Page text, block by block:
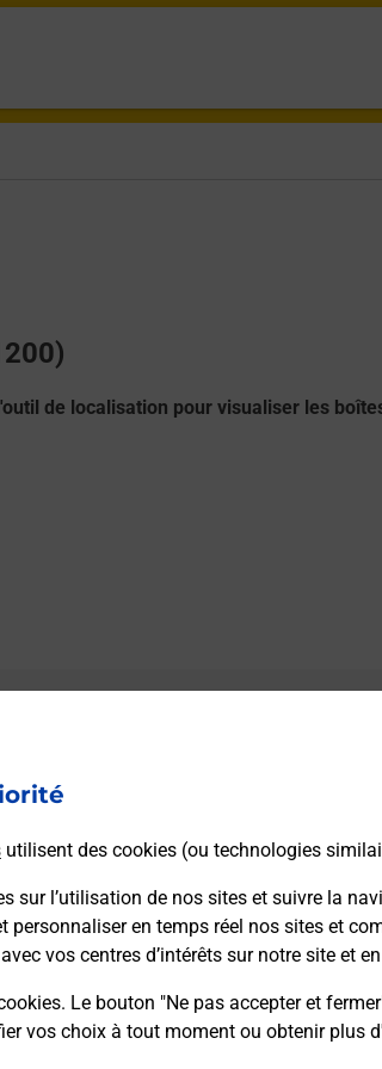
utilisent des cookies (ou technologies
sur l’utilisation de nos sites et suivre la
personnaliser en temps réel nos sites et
vos centres d’intérêts sur notre site et
Le bouton "Ne pas accepter et
vos choix à tout moment ou obtenir plus
de localisation pour visualiser les
10 Rue De La Republique